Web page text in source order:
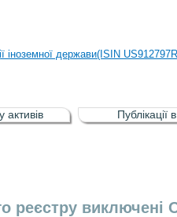
ринку (РФР) включена
іноземної держави(ISIN
державних позик
ринку (РФР) включена
активів Публікації
реєстру виключені